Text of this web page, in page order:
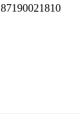
87190021810